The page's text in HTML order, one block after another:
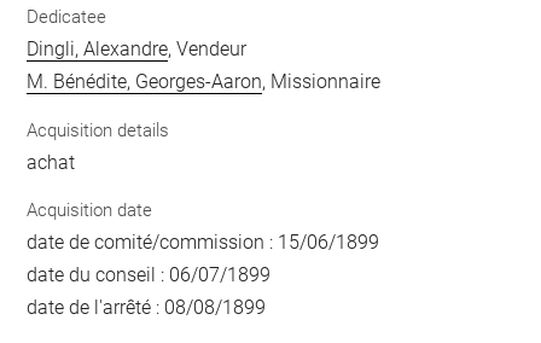
Dedicatee
Dingli, Alexandre, Vendeur
M. Bénédite, Georges-Aaron, Missionnaire
Acquisition details
achat
Acquisition date
date de comité/commission : 15/06/1899
date du conseil : 06/07/1899
date de l'arrêté : 08/08/1899